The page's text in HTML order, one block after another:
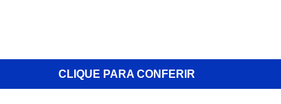
CLIQUE PARA CONFERIR